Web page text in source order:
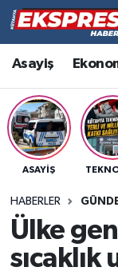
Asayiş
ASAYIŞ
HABERLER
Ülke
sıcaklık
Altıntaş
Asayiş
Aslanapa
Bölge
Hava
Trafik
Süper Lig
Son
Haber